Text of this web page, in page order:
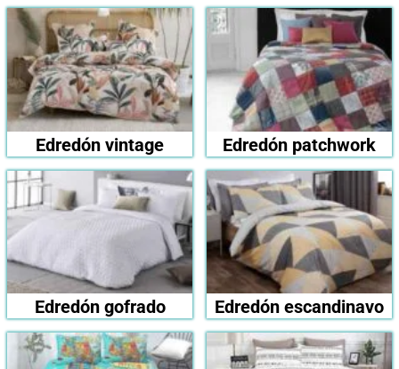
Edredón vintage Edredón patchwork
Edredón gofrado Edredón escandinavo